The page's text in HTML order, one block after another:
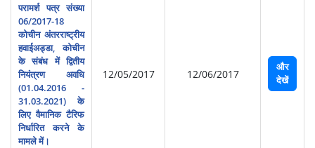
परामर्श पत्र संख्या
06/2017-18
कोचीन अंतरराष्‍ट्रीय
हवाईअड्डा, कोचीन
के संबंध में द्वितीय
नियंत्रण अवधि
(01.04.2016 -
31.03.2021) के
लिए वैमानिक टैरिफ
निर्धारित करने के
मामले में।
12/05/2017 12/06/2017
और
देखें